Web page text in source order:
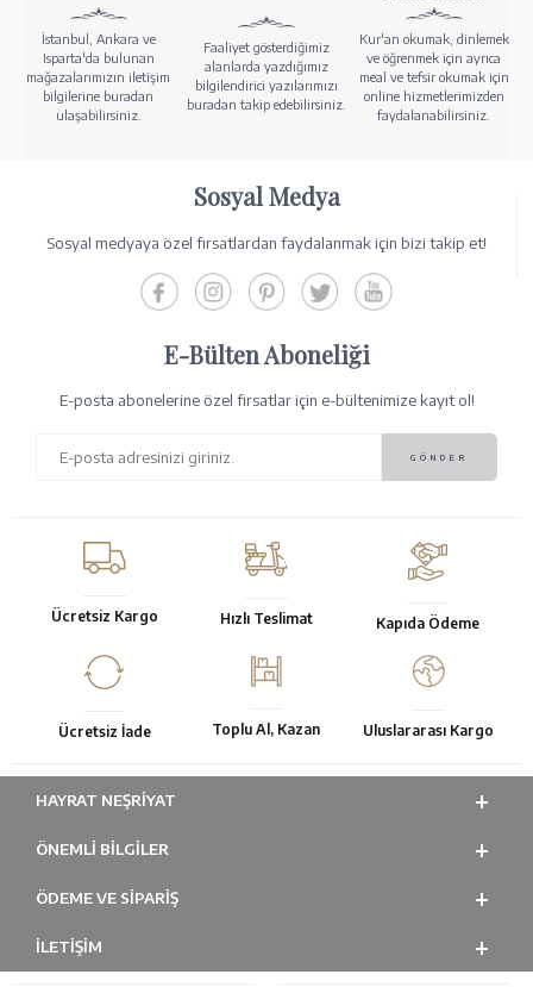
İstanbul, Ankara ve
Isparta'da bulunan
mağazalarımızın iletişim
bilgilerine buradan
ulaşabilirsiniz.
Faaliyet gösterdiğimiz
alanlarda yazdığımız
bilgilendirici yazılarımızı
buradan takip edebilirsiniz.
Kur'an okumak, dinlemek
ve öğrenmek için ayrıca
meal ve tefsir okumak için
online hizmetlerimizden
faydalanabilirsiniz.
Sosyal Medya
Sosyal medyaya özel fırsatlardan faydalanmak için bizi takip et!
E-Bülten Aboneliği
E-posta abonelerine özel fırsatlar için e-bültenimize kayıt ol!
Ücretsiz Kargo Hızlı Teslimat Kapıda Ödeme
Ücretsiz İade Toplu Al, Kazan Uluslararası Kargo
HAYRAT NEŞRIYAT
ÖNEMLI BILGILER
ÖDEME VE SİPARİŞ
İLETİŞİM